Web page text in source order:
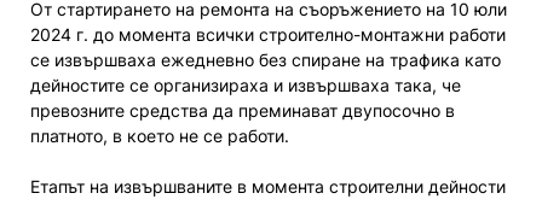
От стартирането на ремонта на съоръжението на 10 юли
2024 г. до момента всички строително-монтажни работи
се извършваха ежедневно без спиране на трафика като
дейностите се организираха и извършваха така, че
превозните средства да преминават двупосочно в
платното, в което не се работи.
Етапът на извършваните в момента строителни дейности